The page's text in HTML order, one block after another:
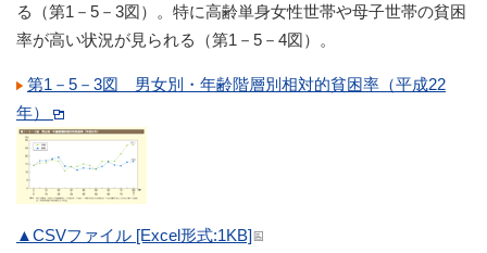
る（第1－5－3図）。特に高齢単身女性世帯や母子世帯の貧困
率が高い状況が見られる（第1－5－4図）。
第1－5－3図 男女別・年齢階層別相対的貧困率（平成22
年）
▲CSVファイル [Excel形式:1KB]